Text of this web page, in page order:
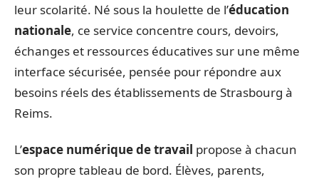
leur scolarité. Né sous la houlette de l’éducation
nationale, ce service concentre cours, devoirs,
échanges et ressources éducatives sur une même
interface sécurisée, pensée pour répondre aux
besoins réels des établissements de Strasbourg à
Reims.
L’espace numérique de travail propose à chacun
son propre tableau de bord. Élèves, parents,